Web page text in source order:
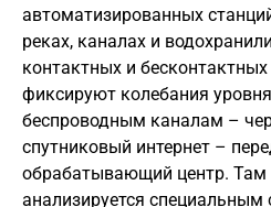
автоматизированных
реках, каналах и
контактных и
фиксируют колебания
беспроводным каналам –
спутниковый интернет –
обрабатывающий центр.
анализируется специальным